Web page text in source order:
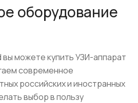
оборудование
вы можете купить УЗИ-аппарат
современное
российских и иностранных
выбор в пользу